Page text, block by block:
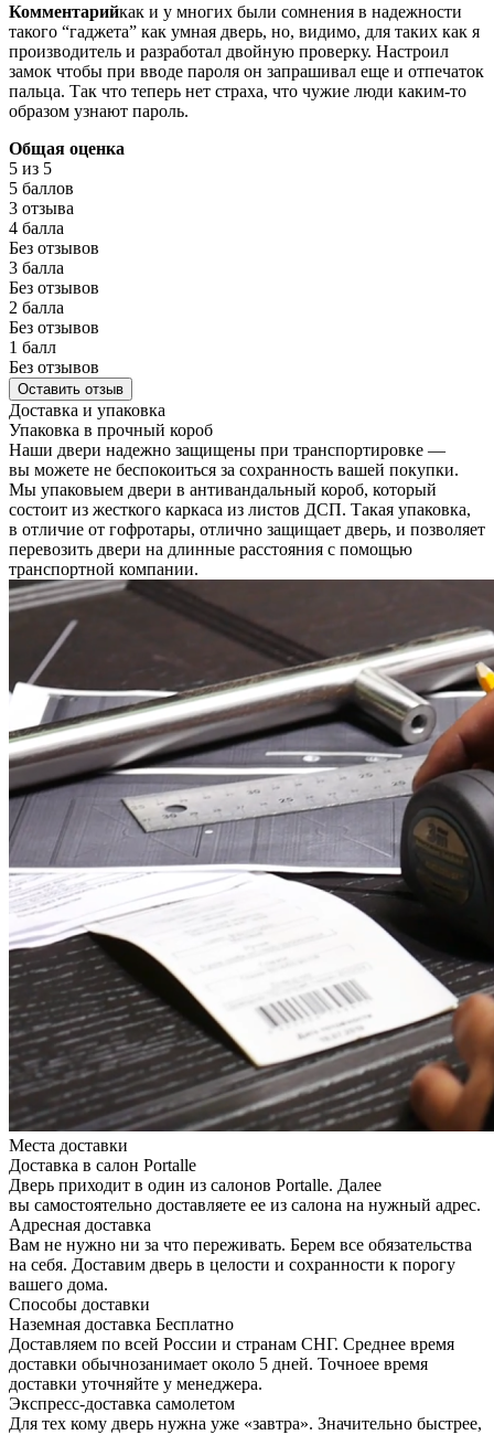
Комментарийкак и у многих были сомнения в надежности
такого “гаджета” как умная дверь, но, видимо, для таких как я
производитель и разработал двойную проверку. Настроил
замок чтобы при вводе пароля он запрашивал еще и отпечаток
пальца. Так что теперь нет страха, что чужие люди каким-то
образом узнают пароль.
Общая оценка
5 из 5
5 баллов
3 отзыва
4 балла
Без отзывов
3 балла
Без отзывов
2 балла
Без отзывов
1 балл
Без отзывов
Оставить отзыв
Доставка и упаковка
Упаковка в прочный короб
Наши двери надежно защищены при транспортировке —
вы можете не беспокоиться за сохранность вашей покупки.
Мы упаковыем двери в антивандальный короб, который
состоит из жесткого каркаса из листов ДСП. Такая упаковка,
в отличие от гофротары, отлично защищает дверь, и позволяет
перевозить двери на длинные расстояния с помощью
транспортной компании.
Места доставки
Доставка в салон Portalle
Дверь приходит в один из салонов Portalle. Далее
вы самостоятельно доставляете ее из салона на нужный адрес.
Адресная доставка
Вам не нужно ни за что переживать. Берем все обязательства
на себя. Доставим дверь в целости и сохранности к порогу
вашего дома.
Способы доставки
Наземная доставка Бесплатно
Доставляем по всей России и странам СНГ. Среднее время
доставки обычнозанимает около 5 дней. Точноее время
доставки уточняйте у менеджера.
Экспресс-доставка самолетом
Для тех кому дверь нужна уже «завтра». Значительно быстрее,